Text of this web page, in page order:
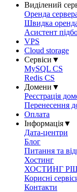
Виділений
Оренда
Швидка
Асистент
VPS
Cloud storage
Сервіси ▼
MySQL CS
Redis CS
Домени ▼
Реєстрація
Перенесення
Оплата
Інформація▼
Дата-центри
Блог
Питання та
Хостинг
ХОСТИНГ
Корисні
Контакти